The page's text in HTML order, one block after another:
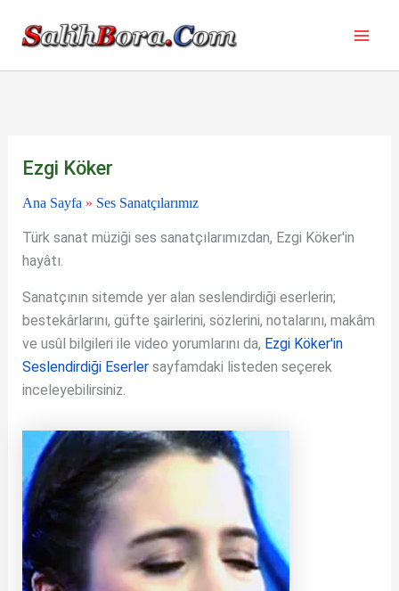
Ezgi Köker
Ana Sayfa » Ses Sanatçılarımız
Türk sanat müziği ses sanatçılarımızdan, Ezgi Köker'in
hayâtı.
Sanatçının sitemde yer alan seslendirdiği eserlerin;
bestekârlarını, güfte şairlerini, sözlerini, notalarını, makâm
ve usûl bilgileri ile video yorumlarını da, Ezgi Köker'in
Seslendirdiği Eserlersayfamdaki listeden seçerek
inceleyebilirsiniz.